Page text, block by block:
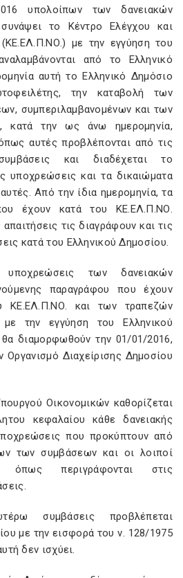
υπολοίπων των δανειακών
το Κέντρο Ελέγχου και
με την εγγύηση του
από το Ελληνικό
αυτή το Ελληνικό Δημόσιο
την καταβολή των
συμπεριλαμβανομένων και των
κατά την ως άνω ημερομηνία,
αυτές προβλέπονται από τις
και διαδέχεται το
υποχρεώσεις και τα δικαιώματα
Από την ίδια ημερομηνία, τα
έχουν κατά του ΚΕ.ΕΛ.Π.ΝΟ.
τις διαγράφουν και τις
κατά του Ελληνικού Δημοσίου.
των δανειακών
παραγράφου που έχουν
ΚΕ.ΕΛ.Π.ΝΟ. και των τραπεζών
την εγγύηση του Ελληνικού
διαμορφωθούν την 01/01/2016,
Οργανισμό Διαχείρισης Δημοσίου
Οικονομικών καθορίζεται
κεφαλαίου κάθε δανειακής
που προκύπτουν από
των συμβάσεων και οι λοιποί
όπως περιγράφονται στις
συμβάσεις προβλέπεται
με την εισφορά του ν. 128/1975
δεν ισχύει.